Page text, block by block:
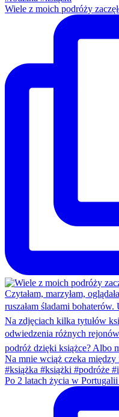
Wiele z moich podróży
Po 2 latach życia w